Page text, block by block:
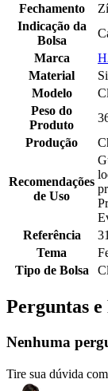
Fechamento
Indicação da
Bolsa
Marca
Material
Modelo
Peso do
Produto
Produção
Recomendações
de Uso
Referência
Tema
Tipo de Bolsa
Perguntas e
Nenhuma
Tire sua dúvida